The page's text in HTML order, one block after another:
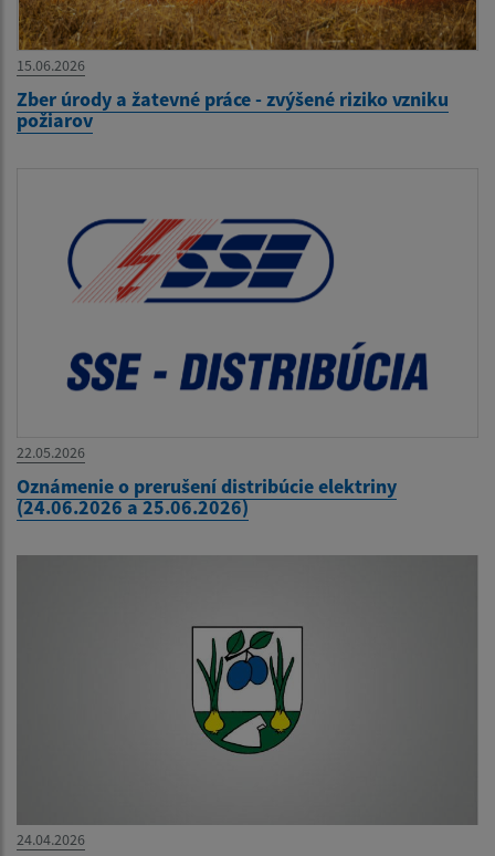
15.06.2026
Zber úrody a žatevné práce - zvýšené riziko vzniku
požiarov
22.05.2026
Oznámenie o prerušení distribúcie elektriny
(24.06.2026 a 25.06.2026)
24.04.2026